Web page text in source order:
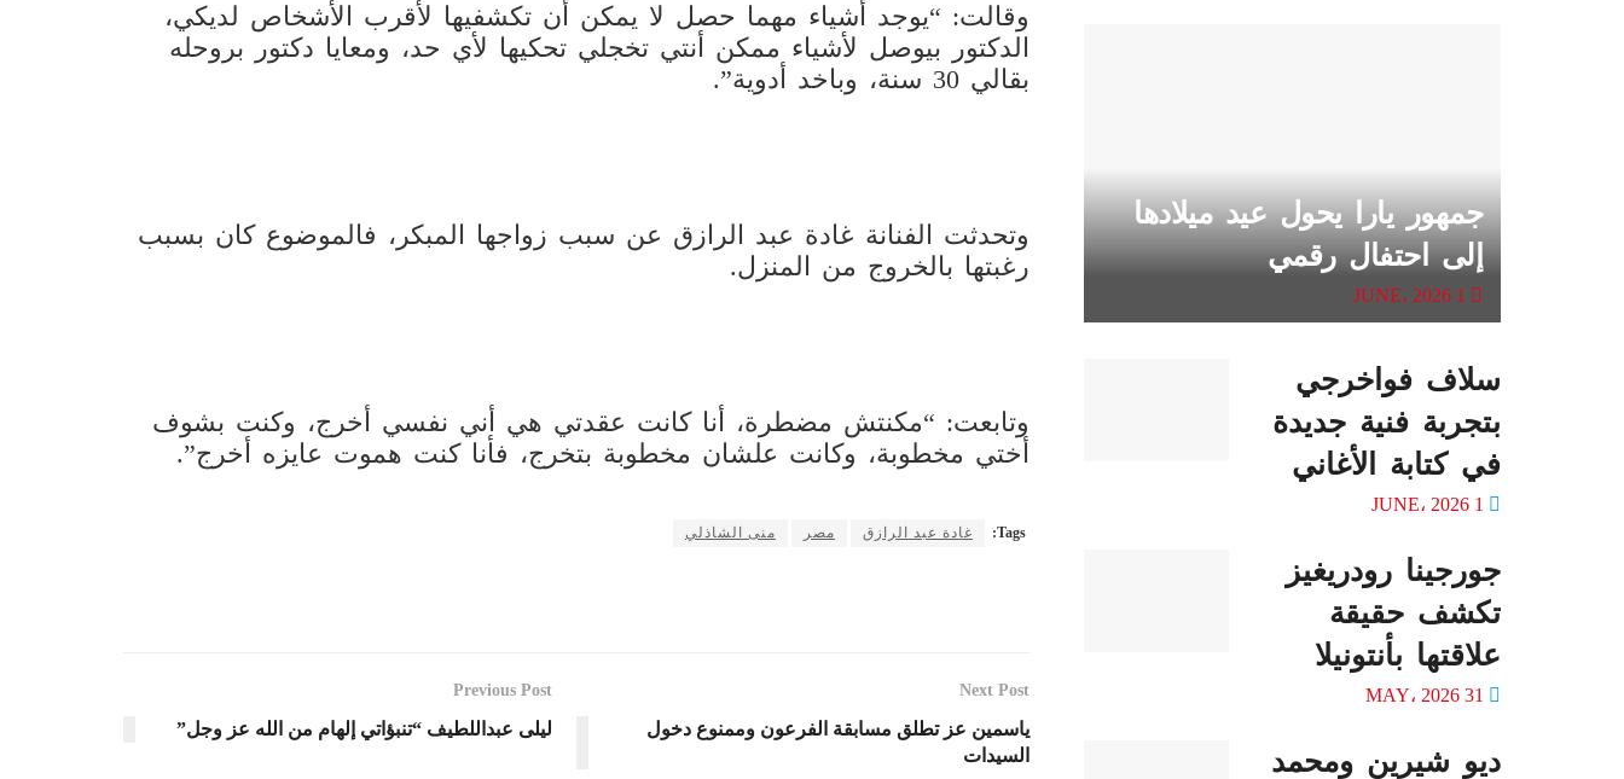
وقالت: “يوجد أشياء مهما حصل لا يمكن أن تكشفيها لأقرب الأشخاص لديكي،
الدكتور بيوصل لأشياء ممكن أنتي تخجلي تحكيها لأي حد، ومعايا دكتور بروحله
بقالي 30 سنة، وباخد أدوية”.
وتحدثت الفنانة غادة عبد الرازق عن سبب زواجها المبكر، فالموضوع كان بسبب
رغبتها بالخروج من المنزل.
وتابعت: “مكنتش مضطرة، أنا كانت عقدتي هي أني نفسي أخرج، وكنت بشوف
أختي مخطوبة، وكانت علشان مخطوبة بتخرج، فأنا كنت هموت عايزه أخرج”.
Tags: غادة عبد الرازق مصر منى الشاذلي
Previous Post
ليلى عبداللطيف “تنبؤاتي إلهام من الله عز وجل”
Next Post
ياسمين عز تطلق مسابقة الفرعون وممنوع دخول
السيدات
جمهور يارا يحول عيد ميلادها
إلى احتفال رقمي
سلاف فواخرجي
بتجربة فنية جديدة
في كتابة الأغاني
جورجينا رودريغيز
تكشف حقيقة
علاقتها بأنتونيلا
ديو شيرين ومحمد